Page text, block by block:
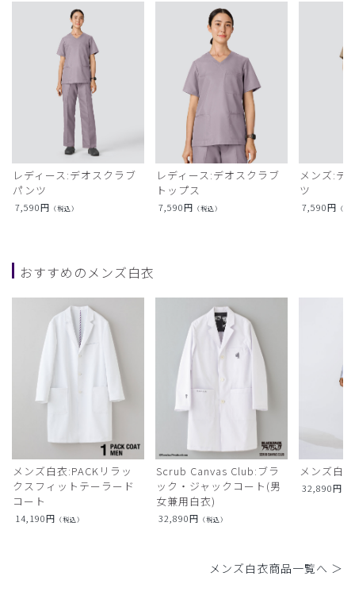
レディース:デオスクラブ
パンツ
7,590円 （税込）
レディース:デオスクラブ
トップス
7,590円 （税込）
メンズ:デ
ツ
7,590円 （税
おすすめのメンズ白衣
メンズ白衣:PACKリラッ
クスフィットテーラード
コート
14,190円 （税込）
Scrub Canvas Club:ブラ
ック・ジャックコート(男
女兼用白衣)
32,890円 （税込）
メンズ白
32,890円
メンズ白衣商品一覧へ ＞